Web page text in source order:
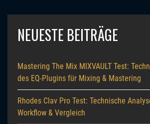
NEUESTE BEITRÄGE
Mastering The Mix MIXVAULT Test:
des EQ-Plugins für Mixing & Mastering
Rhodes Clav Pro Test: Technische
Workflow & Vergleich